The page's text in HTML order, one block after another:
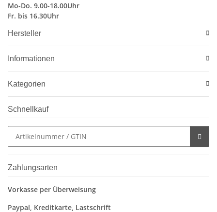
Mo-Do. 9.00-18.00Uhr
Fr. bis 16.30Uhr
Hersteller
Informationen
Kategorien
Schnellkauf
Zahlungsarten
Vorkasse per Überweisung
Paypal, Kreditkarte, Lastschrift